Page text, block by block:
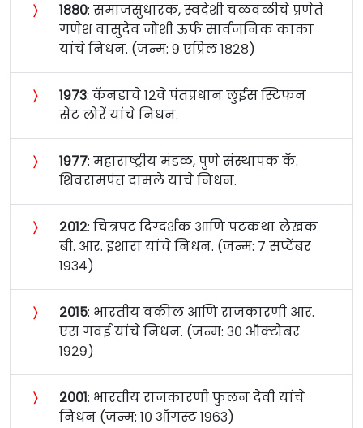
〉 १८८०: समाजसुधारक, स्वदेशी चळवळीचे प्रणेते
गणेश वासुदेव जोशी ऊर्फ सार्वजनिक काका
यांचे निधन. (जन्म: ९ एप्रिल १८२८)
〉 १९७३: कॅनडाचे १२वे पंतप्रधान लुईस स्टिफन
सेंट लोरें यांचे निधन.
〉 १९७७: महाराष्ट्रीय मंडळ, पुणे संस्थापक कॅ.
शिवरामपंत दामले यांचे निधन.
〉 २०१२: चित्रपट दिग्दर्शक आणि पटकथा लेखक
बी. आर. इशारा यांचे निधन. (जन्म: ७ सप्टेंबर
१९३४)
〉 २०१५: भारतीय वकील आणि राजकारणी आर.
एस गवई यांचे निधन. (जन्म: ३० ऑक्टोबर
१९२९)
〉 २००१: भारतीय राजकारणी फुलन देवी यांचे
निधन (जन्म: १० ऑगस्ट १९६३)